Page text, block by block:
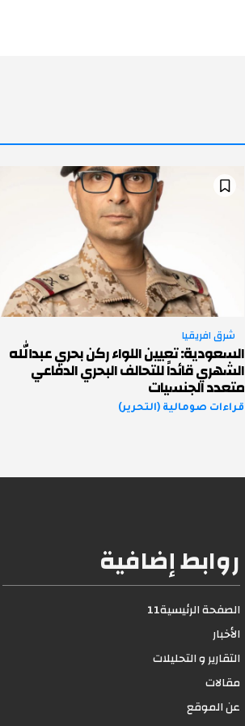
شرق افريقيا
السعودية: تعيين اللواء ركن بحري عبدالله
الشهري قائداً للتحالف البحري الدفاعي
متعدد الجنسيات
قراءات صومالية (التحرير)
روابط إضافية
الصفحة الرئيسية11
الأخبار
التقارير و التحليلات
مقالات
عن الموقع